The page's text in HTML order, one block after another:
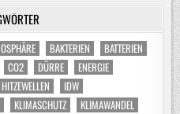
BAKTERIEN
BATTERIEN
CO2 DÜRRE
ENERGIE
HITZEWELLEN
IDW
KLIMASCHUTZ
KLIMAWANDEL